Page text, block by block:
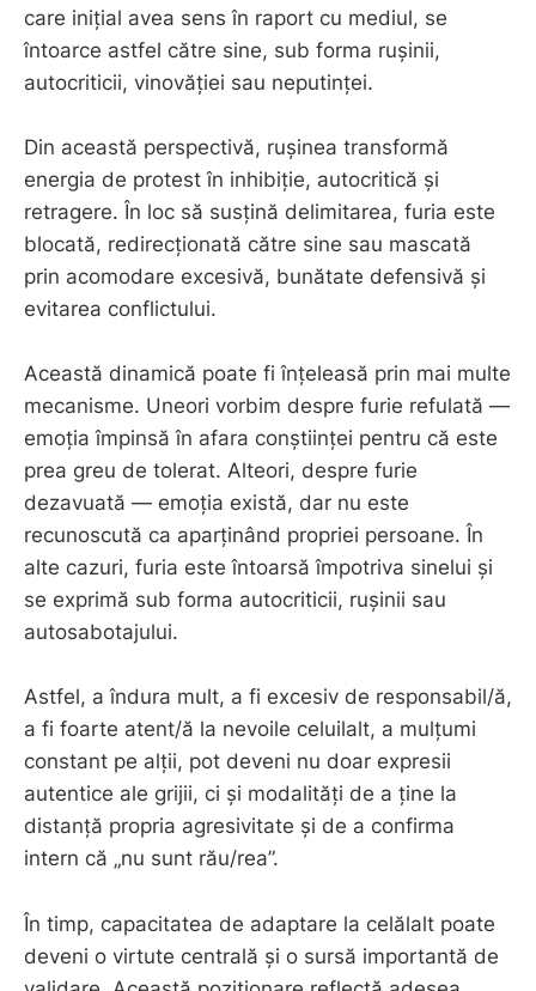
care inițial avea sens în raport cu mediul, se
întoarce astfel către sine, sub forma rușinii,
autocriticii, vinovăției sau neputinței.
Din această perspectivă, rușinea transformă
energia de protest în inhibiție, autocritică și
retragere. În loc să susțină delimitarea, furia este
blocată, redirecționată către sine sau mascată
prin acomodare excesivă, bunătate defensivă și
evitarea conflictului.
Această dinamică poate fi înțeleasă prin mai multe
mecanisme. Uneori vorbim despre furie refulată —
emoția împinsă în afara conștiinței pentru că este
prea greu de tolerat. Alteori, despre furie
dezavuată — emoția există, dar nu este
recunoscută ca aparținând propriei persoane. În
alte cazuri, furia este întoarsă împotriva sinelui și
se exprimă sub forma autocriticii, rușinii sau
autosabotajului.
Astfel, a îndura mult, a fi excesiv de responsabil/ă,
a fi foarte atent/ă la nevoile celuilalt, a mulțumi
constant pe alții, pot deveni nu doar expresii
autentice ale grijii, ci și modalități de a ține la
distanță propria agresivitate și de a confirma
intern că „nu sunt rău/rea”.
În timp, capacitatea de adaptare la celălalt poate
deveni o virtute centrală și o sursă importantă de